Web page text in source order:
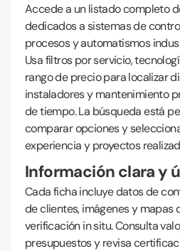
Accede a un listado completo
dedicados a sistemas de
procesos y automatismos
Usa filtros por servicio,
rango de precio para localizar
instaladores y mantenimiento
de tiempo. La búsqueda está
comparar opciones y
experiencia y proyectos
Información clara y
Cada ficha incluye datos de
de clientes, imágenes y mapas
verificación in situ. Consulta
presupuestos y revisa